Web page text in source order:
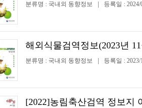
분류명 : 국내외 동향정보 등록일 : 2024/
해외식물검역정보(2023년
분류명 : 국내외 동향정보 등록일 : 2023/
[2022]농림축산검역 정보지